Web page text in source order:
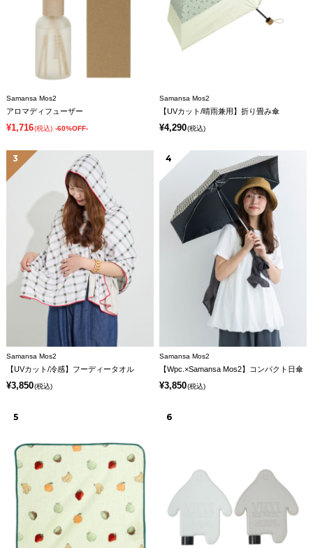
Samansa Mos2
アロマディフューザー
¥1,716(税込) -60%OFF-
Samansa Mos2
【UVカット/晴雨兼用】折り畳み傘
¥4,290(税込)
3
Samansa Mos2
【UVカット/冷感】フーディータオル
¥3,850(税込)
4
Samansa Mos2
【Wpc.×Samansa Mos2】コンパクト日傘
¥3,850(税込)
5 6